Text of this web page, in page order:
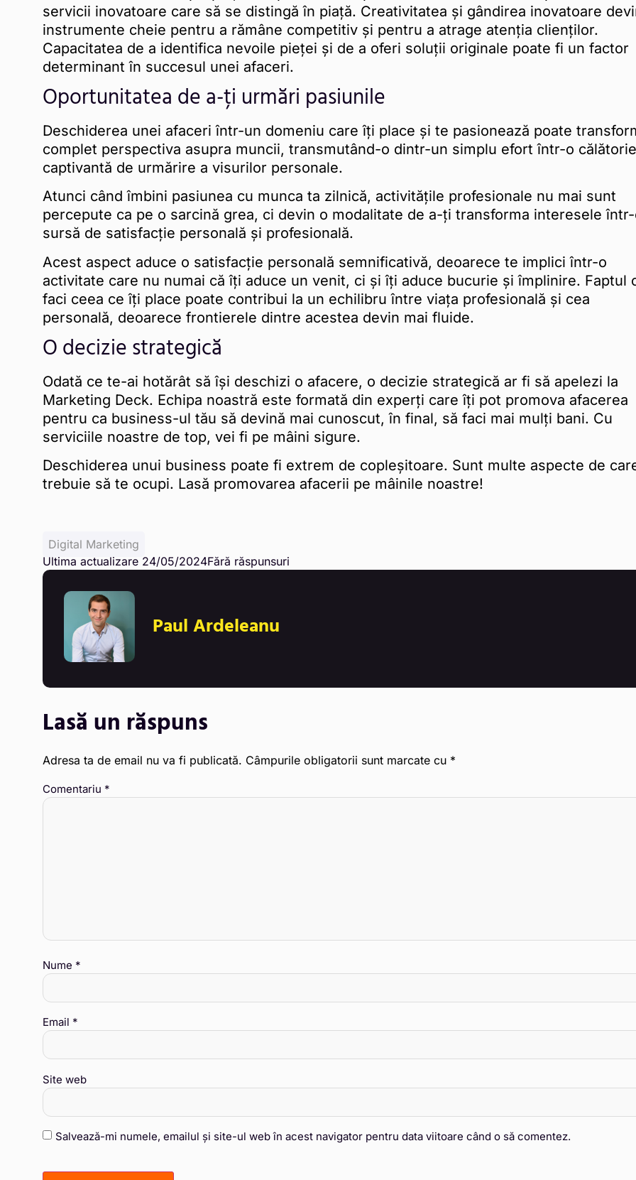
servicii inovatoare care să se distingă în piață. Creativitatea și gândirea inovatoare
instrumente cheie pentru a rămâne competitiv și pentru a atrage atenția clienților.
Capacitatea de a identifica nevoile pieței și de a oferi soluții originale poate fi un factor
determinant în succesul unei afaceri.
Oportunitatea de a-ți urmări pasiunile
Deschiderea unei afaceri într-un domeniu care îți place și te pasionează poate
complet perspectiva asupra muncii, transmutând-o dintr-un simplu efort într-o călătorie
captivantă de urmărire a visurilor personale.
Atunci când îmbini pasiunea cu munca ta zilnică, activitățile profesionale nu mai sunt
percepute ca pe o sarcină grea, ci devin o modalitate de a-ți transforma interesele
sursă de satisfacție personală și profesională.
Acest aspect aduce o satisfacție personală semnificativă, deoarece te implici într-o
activitate care nu numai că îți aduce un venit, ci și îți aduce bucurie și împlinire. Faptul
faci ceea ce îți place poate contribui la un echilibru între viața profesională și cea
personală, deoarece frontierele dintre acestea devin mai fluide.
O decizie strategică
Odată ce te-ai hotărât să își deschizi o afacere, o decizie strategică ar fi să apelezi la
Marketing Deck. Echipa noastră este formată din experți care îți pot promova afacerea
pentru ca business-ul tău să devină mai cunoscut, în final, să faci mai mulți bani. Cu
serviciile noastre de top, vei fi pe mâini sigure.
Deschiderea unui business poate fi extrem de copleșitoare. Sunt multe aspecte de
trebuie să te ocupi. Lasă promovarea afacerii pe mâinile noastre!
Digital Marketing
Ultima actualizare 24/05/2024Fără răspunsuri
Paul Ardeleanu
Lasă un răspuns
Adresa ta de email nu va fi publicată. Câmpurile obligatorii sunt marcate cu *
Comentariu *
Nume *
Email *
Site web
Salvează-mi numele, emailul și site-ul web în acest navigator pentru data viitoare când o să comentez.